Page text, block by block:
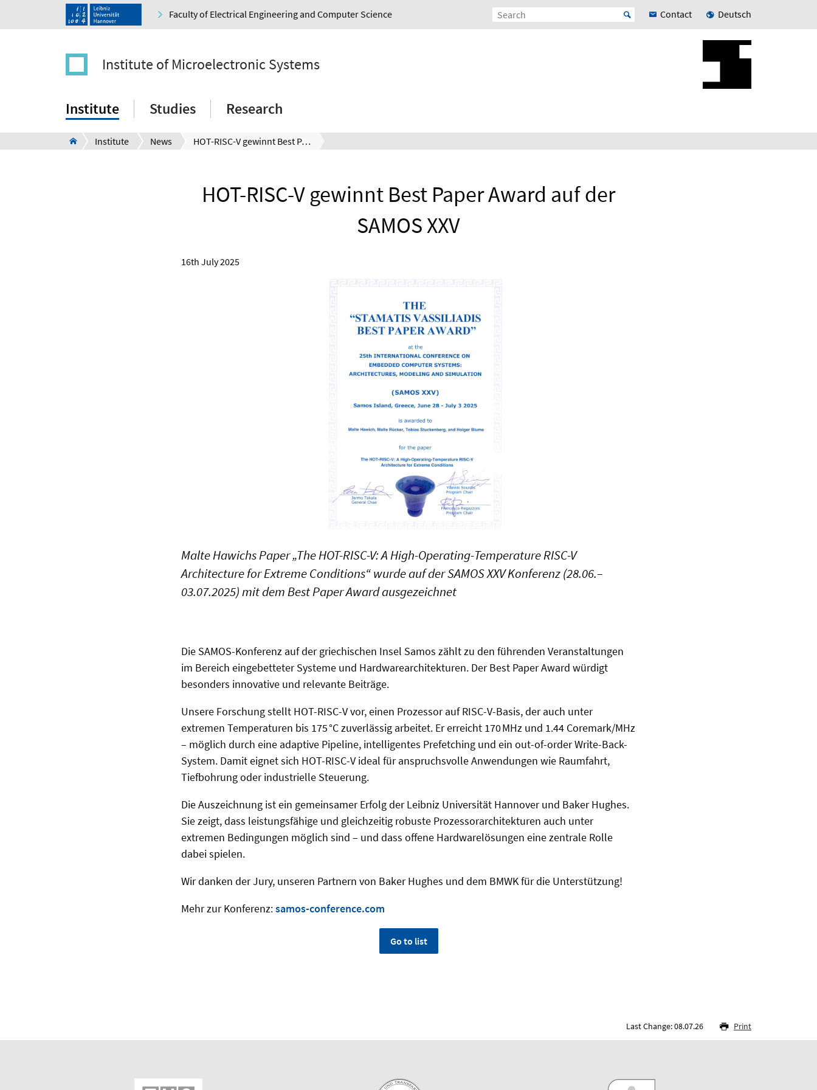
Faculty of Electrical Engineering and Computer Science Contact Deutsch
Institute of Microelectronic Systems
Institute Studies Research
Institute News HOT-RISC-V gewinnt Best Paper Award auf der SAMOS XXV
HOT-RISC-V gewinnt Best Paper Award auf der
SAMOS XXV
16th July 2025
Malte Hawichs Paper „The HOT-RISC-V: A High-Operating-Temperature RISC-V
Architecture for Extreme Conditions“ wurde auf der SAMOS XXV Konferenz (28.06.–
03.07.2025) mit dem Best Paper Award ausgezeichnet
Die SAMOS-Konferenz auf der griechischen Insel Samos zählt zu den führenden Veranstaltungen
im Bereich eingebetteter Systeme und Hardwarearchitekturen. Der Best Paper Award würdigt
besonders innovative und relevante Beiträge.
Unsere Forschung stellt HOT-RISC-V vor, einen Prozessor auf RISC-V-Basis, der auch unter
extremen Temperaturen bis 175 °C zuverlässig arbeitet. Er erreicht 170 MHz und 1.44 Coremark/MHz
– möglich durch eine adaptive Pipeline, intelligentes Prefetching und ein out-of-order Write-Back-
System. Damit eignet sich HOT-RISC-V ideal für anspruchsvolle Anwendungen wie Raumfahrt,
Tiefbohrung oder industrielle Steuerung.
Die Auszeichnung ist ein gemeinsamer Erfolg der Leibniz Universität Hannover und Baker Hughes.
Sie zeigt, dass leistungsfähige und gleichzeitig robuste Prozessorarchitekturen auch unter
extremen Bedingungen möglich sind – und dass offene Hardwarelösungen eine zentrale Rolle
dabei spielen.
Wir danken der Jury, unseren Partnern von Baker Hughes und dem BMWK für die Unterstützung!
Mehr zur Konferenz:samos-conference.com
Go to list
Last Change: 08.07.26 Print